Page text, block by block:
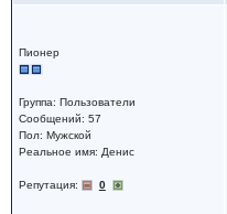
Пионер
Группа: Пользователи
Сообщений: 57
Пол: Мужской
Реальное имя: Денис
Репутация: 0